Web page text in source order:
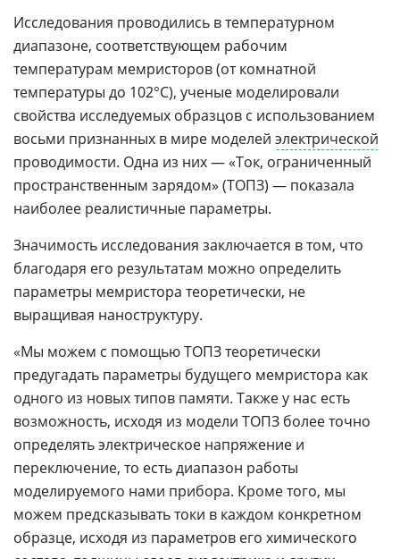
Исследования проводились в температурном
диапазоне, соответствующем рабочим
температурам мемристоров (от комнатной
температуры до 102°C), ученые моделировали
свойства исследуемых образцов с использованием
восьми признанных в мире моделей электрической
проводимости. Одна из них — «Ток, ограниченный
пространственным зарядом» (ТОПЗ) — показала
наиболее реалистичные параметры.
Значимость исследования заключается в том, что
благодаря его результатам можно определить
параметры мемристора теоретически, не
выращивая наноструктуру.
«Мы можем с помощью ТОПЗ теоретически
предугадать параметры будущего мемристора как
одного из новых типов памяти. Также у нас есть
возможность, исходя из модели ТОПЗ более точно
определять электрическое напряжение и
переключение, то есть диапазон работы
моделируемого нами прибора. Кроме того, мы
можем предсказывать токи в каждом конкретном
образце, исходя из параметров его химического